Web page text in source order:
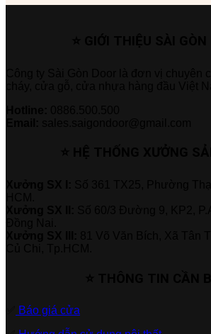
Báo giá cửa